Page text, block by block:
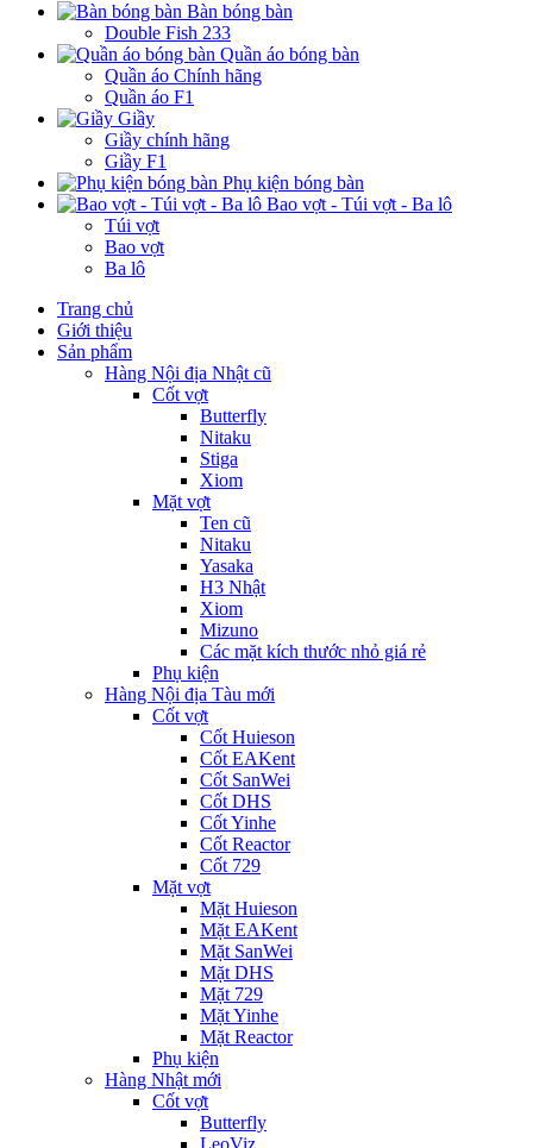
Bàn bóng bàn
Double Fish 233
Quần áo bóng bàn
Quần áo Chính hãng
Quần áo F1
Giầy
Giầy chính hãng
Giầy F1
Phụ kiện bóng bàn
Bao vợt - Túi vợt - Ba lô
Túi vợt
Bao vợt
Ba lô
Trang chủ
Giới thiệu
Sản phẩm
Hàng Nội địa Nhật cũ
Cốt vợt
Butterfly
Nitaku
Stiga
Xiom
Mặt vợt
Ten cũ
Nitaku
Yasaka
H3 Nhật
Xiom
Mizuno
Các mặt kích thước nhỏ giá rẻ
Phụ kiện
Hàng Nội địa Tàu mới
Cốt vợt
Cốt Huieson
Cốt EAKent
Cốt SanWei
Cốt DHS
Cốt Yinhe
Cốt Reactor
Cốt 729
Mặt vợt
Mặt Huieson
Mặt EAKent
Mặt SanWei
Mặt DHS
Mặt 729
Mặt Yinhe
Mặt Reactor
Phụ kiện
Hàng Nhật mới
Cốt vợt
Butterfly
LeoViz